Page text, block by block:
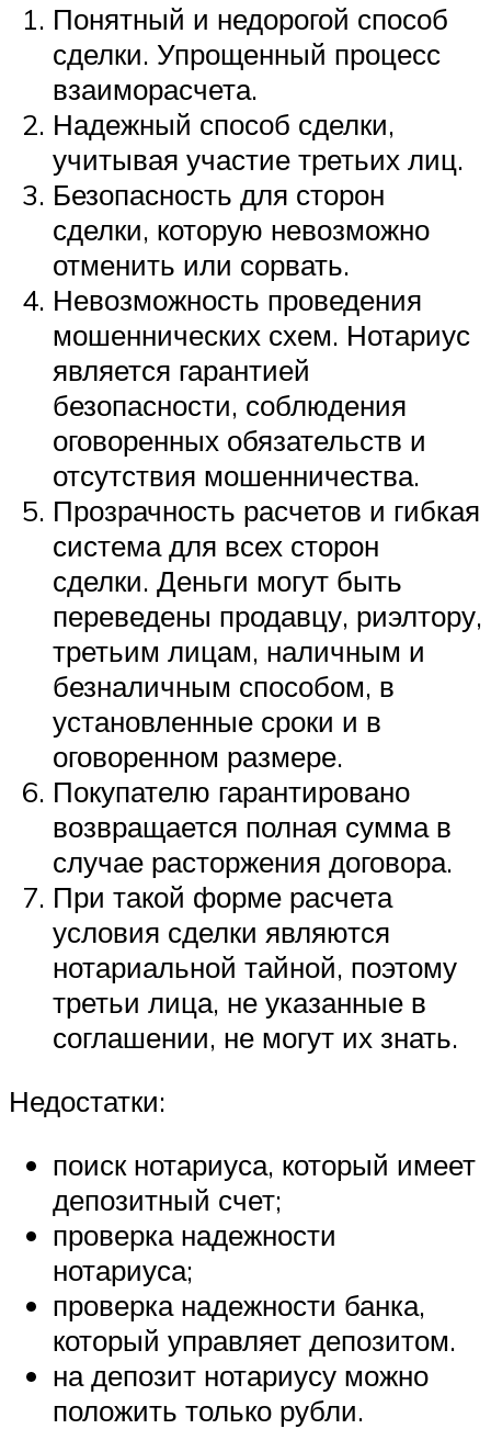
Понятный и недорогой способ
сделки. Упрощенный процесс
взаиморасчета.
Надежный способ сделки,
учитывая участие третьих лиц.
Безопасность для сторон
сделки, которую невозможно
отменить или сорвать.
Невозможность проведения
мошеннических схем. Нотариус
является гарантией
безопасности, соблюдения
оговоренных обязательств и
отсутствия мошенничества.
Прозрачность расчетов и гибкая
система для всех сторон
сделки. Деньги могут быть
переведены продавцу, риэлтору,
третьим лицам, наличным и
безналичным способом, в
установленные сроки и в
оговоренном размере.
Покупателю гарантировано
возвращается полная сумма в
случае расторжения договора.
При такой форме расчета
условия сделки являются
нотариальной тайной, поэтому
третьи лица, не указанные в
соглашении, не могут их знать.
Недостатки:
поиск нотариуса, который имеет
депозитный счет;
проверка надежности
нотариуса;
проверка надежности банка,
который управляет депозитом.
на депозит нотариусу можно
положить только рубли.